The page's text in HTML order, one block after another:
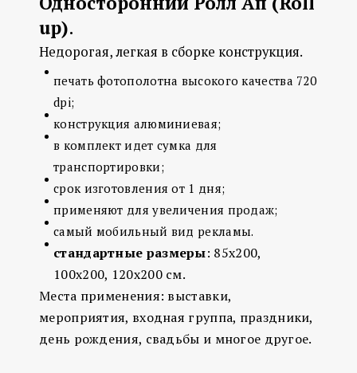
up).
Недорогая, легкая в сборке конструкция.
печать фотополотна высокого качества 720
dpi;
конструкция алюминиевая;
в комплект идет сумка для
транспортировки;
срок изготовления от 1 дня;
применяют для увеличения продаж;
самый мобильный вид рекламы.
стандартные размеры: 85х200,
100х200, 120х200 см.
Места применения: выставки,
мероприятия, входная группа, праздники,
день рождения, свадьбы и многое другое.